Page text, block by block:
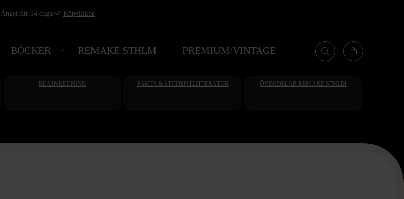
Ångerrätt 14 dagar Köpvillkor
BÖCKER REMAKE STHLM PREMIUM/VINTAGE
REA INREDNING FAKTA & STUDENTLITTERATUR ÖVERDELAR REMAKE STHLM